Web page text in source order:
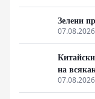
Зелени
на